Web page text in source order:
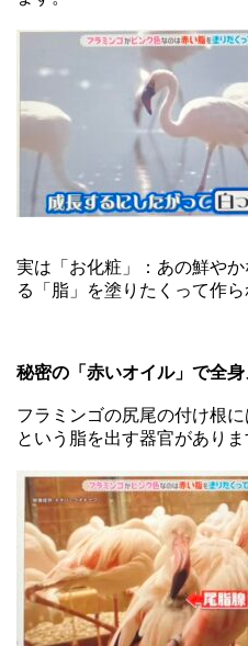
実は「お化粧」：あの鮮や
る「脂」を塗りたくって作
秘密の「赤いオイル」で全
フラミンゴの尻尾の付け根
という脂を出す器官がありま